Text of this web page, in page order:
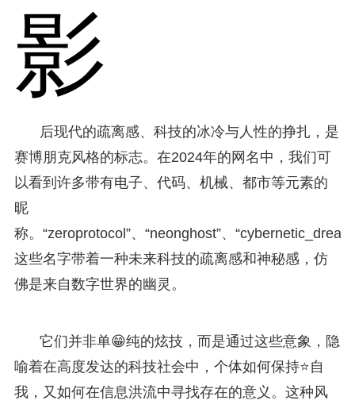
影
后现代的疏离感、科技的冰冷与人性的挣扎，是
赛博朋克风格的标志。在2024年的网名中，我们可
以看到许多带有电子、代码、机械、都市等元素的
昵
称。“zeroprotocol”、“neonghost”、
这些名字带着一种未来科技的疏离感和神秘感，仿
佛是来自数字世界的幽灵。
它们并非单😁纯的炫技，而是通过这些意象，隐
喻着在高度发达的科技社会中，个体如何保持⭐自
我，又如何在信息洪流中寻找存在的意义。这种风